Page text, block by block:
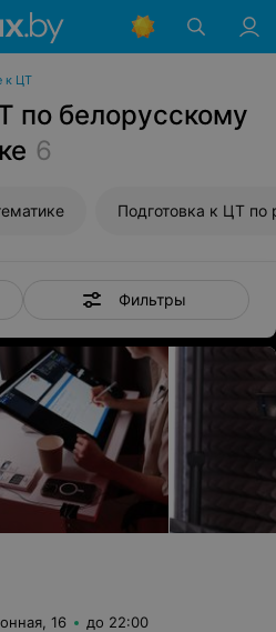
к ЦТ
по белорусскому
6
Фильтры
16 до 22:00